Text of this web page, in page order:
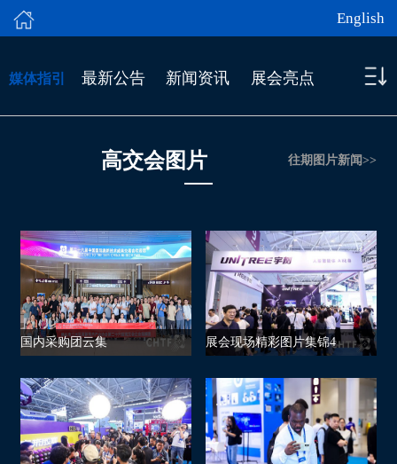
English
媒体指引 最新公告 新闻资讯 展会亮点
高交会图片 往期图片新闻>>
国内采购团云集 展会现场精彩图片集锦4